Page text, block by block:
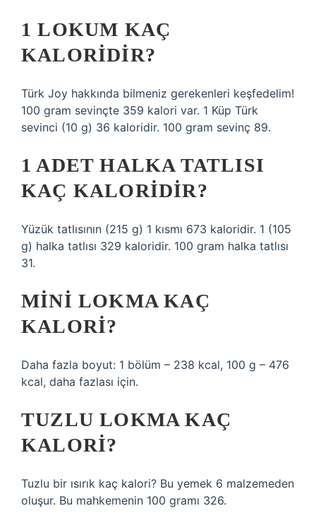
1 LOKUM KAÇ
KALORIDIR?
Türk Joy hakkında bilmeniz gerekenleri keşfedelim!
100 gram sevinçte 359 kalori var. 1 Küp Türk
sevinci (10 g) 36 kaloridir. 100 gram sevinç 89.
1 ADET HALKA TATLISI
KAÇ KALORIDIR?
Yüzük tatlısının (215 g) 1 kısmı 673 kaloridir. 1 (105
g) halka tatlısı 329 kaloridir. 100 gram halka tatlısı
31.
MINI LOKMA KAÇ
KALORI?
Daha fazla boyut: 1 bölüm – 238 kcal, 100 g – 476
kcal, daha fazlası için.
TUZLU LOKMA KAÇ
KALORI?
Tuzlu bir ısırık kaç kalori? Bu yemek 6 malzemeden
oluşur. Bu mahkemenin 100 gramı 326.